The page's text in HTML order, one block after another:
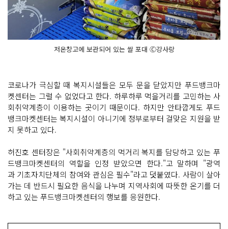
저온창고에 보관되어 있는 쌀 포대 Ⓒ강사랑
코로나가 극심할 때 복지시설들은 모두 문을 닫았지만 푸드뱅크마
켓센터는 그럴 수 없었다고 한다. 하루하루 먹을거리를 고민하는 사
회취약계층이 이용하는 곳이기 때문이다. 하지만 안타깝게도 푸드
뱅크마켓센터는 복지시설이 아니기에 정부로부터 걸맞은 지원을 받
지 못하고 있다.
허진호 센터장은 "사회취약계층의 먹거리 복지를 담당하고 있는 푸
드뱅크마켓센터의 역할을 인정 받았으면 한다."고 말하며 "광역
과 기초자치단체의 참여와 관심은 필수"라고 덧붙였다. 사람이 살아
가는 데 반드시 필요한 음식을 나누며 지역사회에 따뜻한 온기를 더
하고 있는 푸드뱅크마켓센터의 행보를 응원한다.